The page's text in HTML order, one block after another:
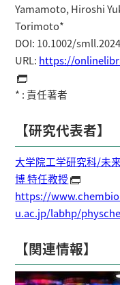
Yamamoto, Hiroshi
Torimoto*
DOI: 10.1002/
URL: https://
* : 責任著者
【研究代表者】
大学院工学研究科/未
博 特任教授
https://
u.ac.jp/labhp/
【関連情報】